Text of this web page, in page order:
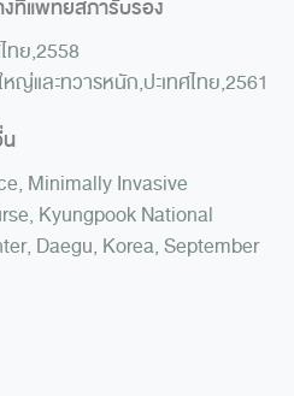
ที่แพทยสภารับรอง
ทย,2558
ญ่และทวารหนัก,ปะเทศไทย,2561
Minimally Invasive
Kyungpook National
Daegu, Korea, September